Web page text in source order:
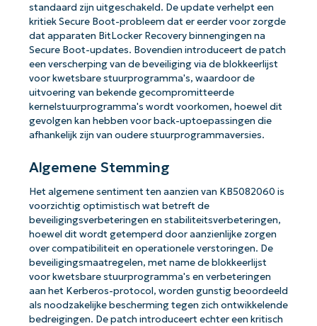
standaard zijn uitgeschakeld. De update verhelpt een
kritiek Secure Boot-probleem dat er eerder voor zorgde
dat apparaten BitLocker Recovery binnengingen na
Secure Boot-updates. Bovendien introduceert de patch
een verscherping van de beveiliging via de blokkeerlijst
voor kwetsbare stuurprogramma's, waardoor de
uitvoering van bekende gecompromitteerde
kernelstuurprogramma's wordt voorkomen, hoewel dit
gevolgen kan hebben voor back-uptoepassingen die
afhankelijk zijn van oudere stuurprogrammaversies.
Algemene Stemming
Het algemene sentiment ten aanzien van KB5082060 is
voorzichtig optimistisch wat betreft de
beveiligingsverbeteringen en stabiliteitsverbeteringen,
hoewel dit wordt getemperd door aanzienlijke zorgen
over compatibiliteit en operationele verstoringen. De
beveiligingsmaatregelen, met name de blokkeerlijst
voor kwetsbare stuurprogramma's en verbeteringen
aan het Kerberos-protocol, worden gunstig beoordeeld
als noodzakelijke bescherming tegen zich ontwikkelende
bedreigingen. De patch introduceert echter een kritisch